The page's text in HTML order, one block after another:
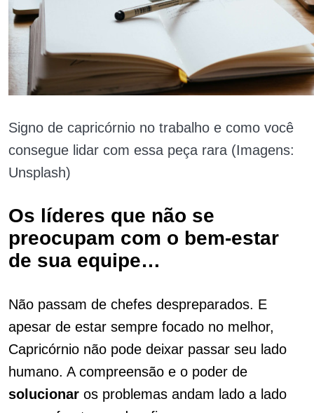
Signo de capricórnio no trabalho e como você
consegue lidar com essa peça rara (Imagens:
Unsplash)
Os líderes que não se
preocupam com o bem-estar
de sua equipe…
Não passam de chefes despreparados. E
apesar de estar sempre focado no melhor,
Capricórnio não pode deixar passar seu lado
humano. A compreensão e o poder de
solucionar os problemas andam lado a lado